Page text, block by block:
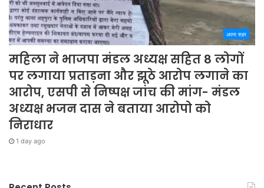
अपना शहर
महिला ने भाजपा मंडल अध्यक्ष सहित 8 लोगों
पर लगाया प्रताड़ना और झूठे आरोप लगाने का
आरोप, एसपी से निष्पक्ष जांच की मांग- मंडल
अध्यक्ष भजन दास ने बताया आरोपो को
निराधार
1 day ago